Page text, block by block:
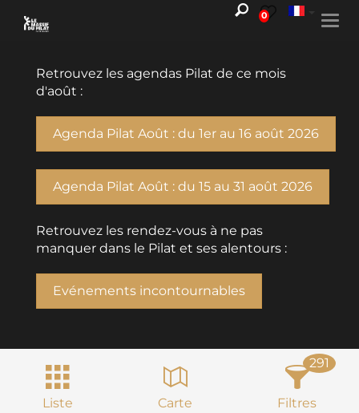
0
Retrouvez les agendas Pilat de ce mois
d'août :
Agenda Pilat Août : du 1er au 16 août 2026
Agenda Pilat Août : du 15 au 31 août 2026
Retrouvez les rendez-vous à ne pas
manquer dans le Pilat et ses alentours :
Evénements incontournables
Liste Carte Filtres
291